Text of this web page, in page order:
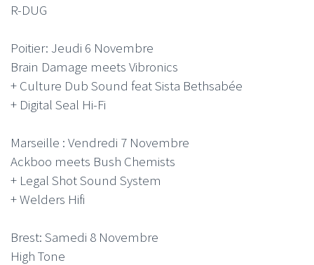
R-DUG
Poitier: Jeudi 6 Novembre
Brain Damage meets Vibronics
+ Culture Dub Sound feat Sista Bethsabée
+ Digital Seal Hi-Fi
Marseille : Vendredi 7 Novembre
Ackboo meets Bush Chemists
+ Legal Shot Sound System
+ Welders Hifi
Brest: Samedi 8 Novembre
High Tone